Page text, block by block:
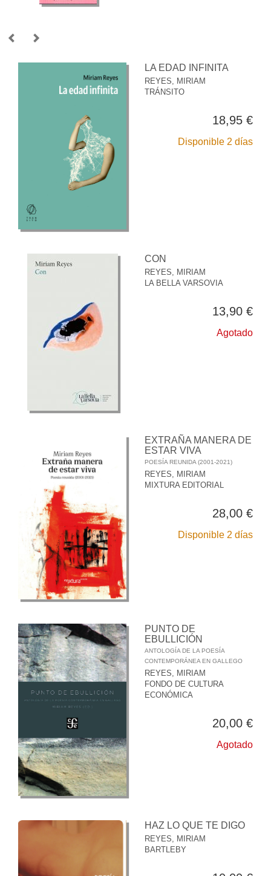
LA EDAD INFINITA
REYES, MIRIAM
TRÁNSITO
18,95 €
Disponible 2 días
CON
REYES, MIRIAM
LA BELLA VARSOVIA
13,90 €
Agotado
EXTRAÑA MANERA DE
ESTAR VIVA
POESÍA REUNIDA (2001-2021)
REYES, MIRIAM
MIXTURA EDITORIAL
28,00 €
Disponible 2 días
PUNTO DE
EBULLICIÓN
ANTOLOGÍA DE LA POESÍA
CONTEMPORÁNEA EN GALLEGO
REYES, MIRIAM
FONDO DE CULTURA
ECONÓMICA
20,00 €
Agotado
HAZ LO QUE TE DIGO
REYES, MIRIAM
BARTLEBY